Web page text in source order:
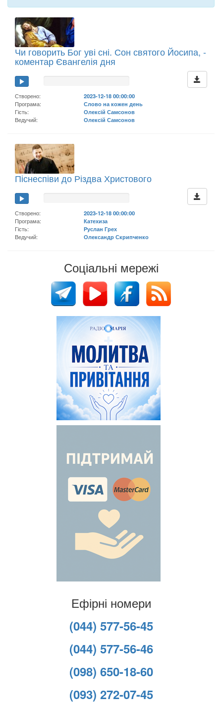
Чи говорить Бог уві сні. Сон святого Йосипа, -
коментар Євангелія дня
Створено:
2023-12-18 00:00:00
Програма:
Слово на кожен день
Гість:
Олексій Самсонов
Ведучий:
Олексій Самсонов
Піснеспіви до Різдва Христового
Створено:
2023-12-18 00:00:00
Програма:
Катехиза
Гість:
Руслан Грех
Ведучий:
Олександр Скрипченко
Соціальні мережі
Ефірні номери
(044) 577-56-45
(044) 577-56-46
(098) 650-18-60
(093) 272-07-45